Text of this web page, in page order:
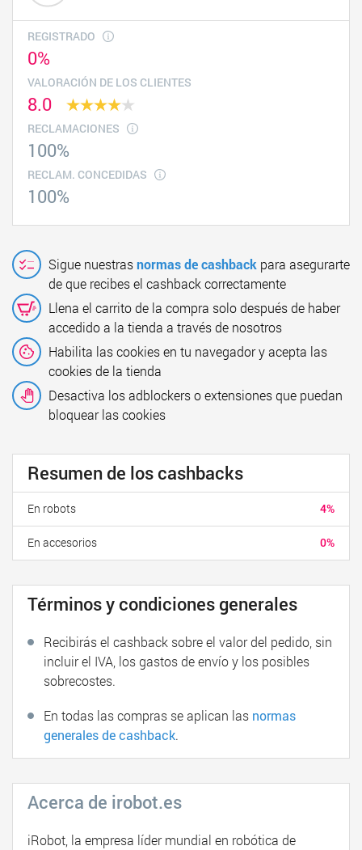
REGISTRADO
0%
VALORACIÓN DE LOS CLIENTES
8.0
RECLAMACIONES
100%
RECLAM. CONCEDIDAS
100%
Sigue nuestrasnormas de cashback para asegurarte
de que recibes el cashback correctamente
Llena el carrito de la compra solo después de haber
accedido a la tienda a través de nosotros
Habilita las cookies en tu navegador y acepta las
cookies de la tienda
Desactiva los adblockers o extensiones que puedan
bloquear las cookies
Resumen de los cashbacks
4%
En robots
0%
En accesorios
Términos y condiciones generales
Recibirás el cashback sobre el valor del pedido, sin
incluir el IVA, los gastos de envío y los posibles
sobrecostes.
En todas las compras se aplican las normas
generales de cashback.
Acerca de irobot.es
iRobot, la empresa líder mundial en robótica de